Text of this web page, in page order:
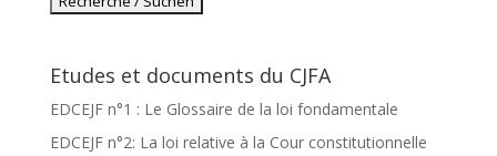
Etudes et documents du CJFA
EDCEJF n°1 : Le Glossaire de la loi fondamentale
EDCEJF n°2: La loi relative à la Cour constitutionnelle